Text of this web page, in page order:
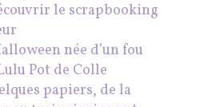
le scrapbooking
née d’un fou
Pot de Colle
papiers, de la